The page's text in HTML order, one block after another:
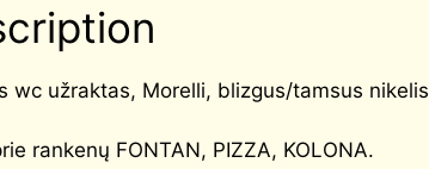
wc užraktas, Morelli, blizgus/tamsus nikelis
rankenų FONTAN, PIZZA, KOLONA.